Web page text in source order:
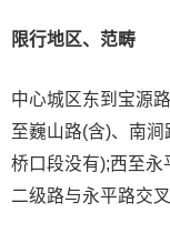
限行地区、范畴
中心城区东到宝源
至巍山路(含)、南
桥口段没有);西至永
二级路与永平路交